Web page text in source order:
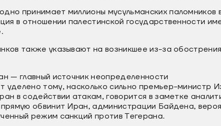
принимает миллионы мусульманских паломников
в отношении палестинской государственности
также указывают на возникшее из-за
— главный источник неопределенности
уделено тому, насколько сильно премьер-министр
в содействии атакам, говорится в заметке
обвинит Иран, администрации Байдена,
режим санкций против Тегерана.